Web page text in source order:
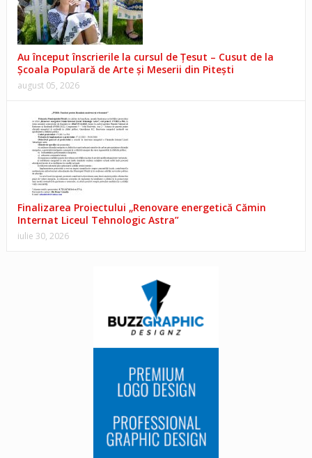
Au început înscrierile la cursul de Țesut – Cusut de la
Școala Populară de Arte și Meserii din Pitești
august 05, 2026
Finalizarea Proiectului „Renovare energetică Cămin
Internat Liceul Tehnologic Astra”
iulie 30, 2026